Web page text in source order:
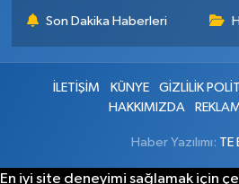
Son Dakika Haberleri
İLETİŞİM KÜNYE GİZLİLİK
HAKKIMIZDA
Haber Yazılımı: TE
En iyi site deneyimi sağlamak için